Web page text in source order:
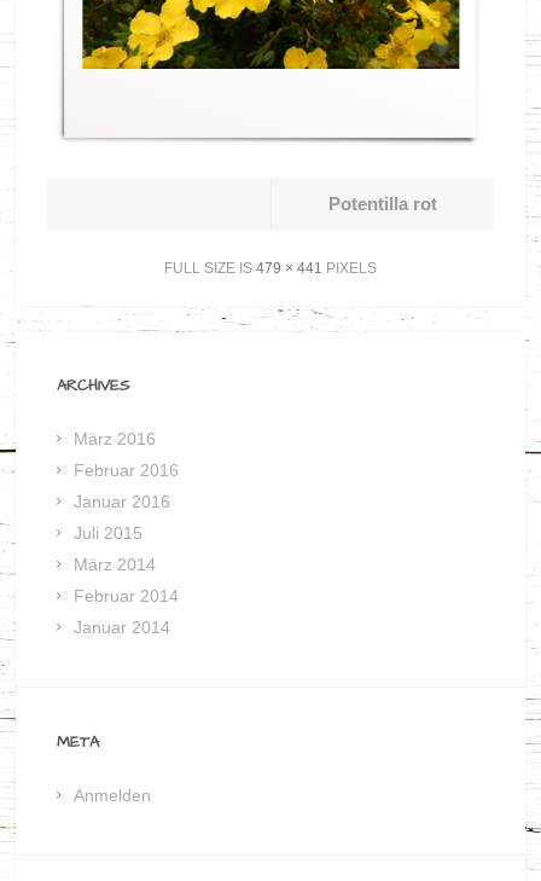
Potentilla rot
FULL SIZE IS 479 × 441 PIXELS
ARCHIVES
März 2016
Februar 2016
Januar 2016
Juli 2015
März 2014
Februar 2014
Januar 2014
META
Anmelden